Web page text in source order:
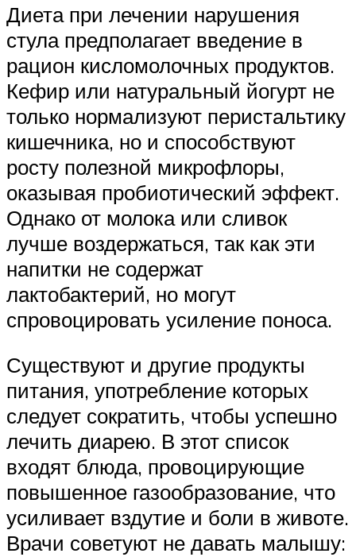
Диета при лечении нарушения
стула предполагает введение в
рацион кисломолочных продуктов.
Кефир или натуральный йогурт не
только нормализуют перистальтику
кишечника, но и способствуют
росту полезной микрофлоры,
оказывая пробиотический эффект.
Однако от молока или сливок
лучше воздержаться, так как эти
напитки не содержат
лактобактерий, но могут
спровоцировать усиление поноса.
Существуют и другие продукты
питания, употребление которых
следует сократить, чтобы успешно
лечить диарею. В этот список
входят блюда, провоцирующие
повышенное газообразование, что
усиливает вздутие и боли в животе.
Врачи советуют не давать малышу: